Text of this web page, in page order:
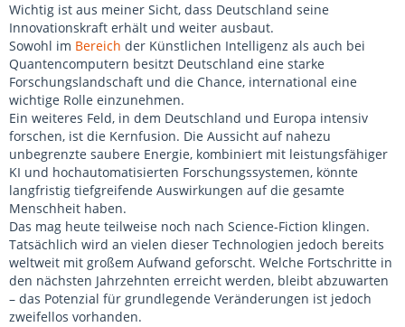
Wichtig ist aus meiner Sicht, dass Deutschland seine
Innovationskraft erhält und weiter ausbaut.
Sowohl im Bereich der Künstlichen Intelligenz als auch bei
Quantencomputern besitzt Deutschland eine starke
Forschungslandschaft und die Chance, international eine
wichtige Rolle einzunehmen.
Ein weiteres Feld, in dem Deutschland und Europa intensiv
forschen, ist die Kernfusion. Die Aussicht auf nahezu
unbegrenzte saubere Energie, kombiniert mit leistungsfähiger
KI und hochautomatisierten Forschungssystemen, könnte
langfristig tiefgreifende Auswirkungen auf die gesamte
Menschheit haben.
Das mag heute teilweise noch nach Science-Fiction klingen.
Tatsächlich wird an vielen dieser Technologien jedoch bereits
weltweit mit großem Aufwand geforscht. Welche Fortschritte in
den nächsten Jahrzehnten erreicht werden, bleibt abzuwarten
– das Potenzial für grundlegende Veränderungen ist jedoch
zweifellos vorhanden.